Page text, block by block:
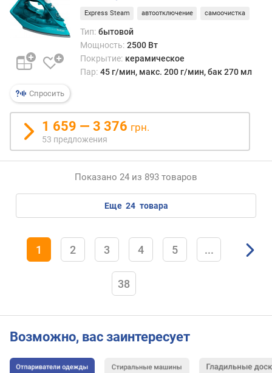
Спросить
Express Steam автоотключение самоочистка
Тип: бытовой
Мощность: 2500 Вт
Покрытие: керамическое
Пар: 45 г/мин, макс. 200 г/мин, бак 270 мл
1 659 — 3 376 грн.
53 предложения
Показано 24 из 893 товаров
еще 24 товара
1 2 3 4 5 ...
38
Возможно, вас заинтересует